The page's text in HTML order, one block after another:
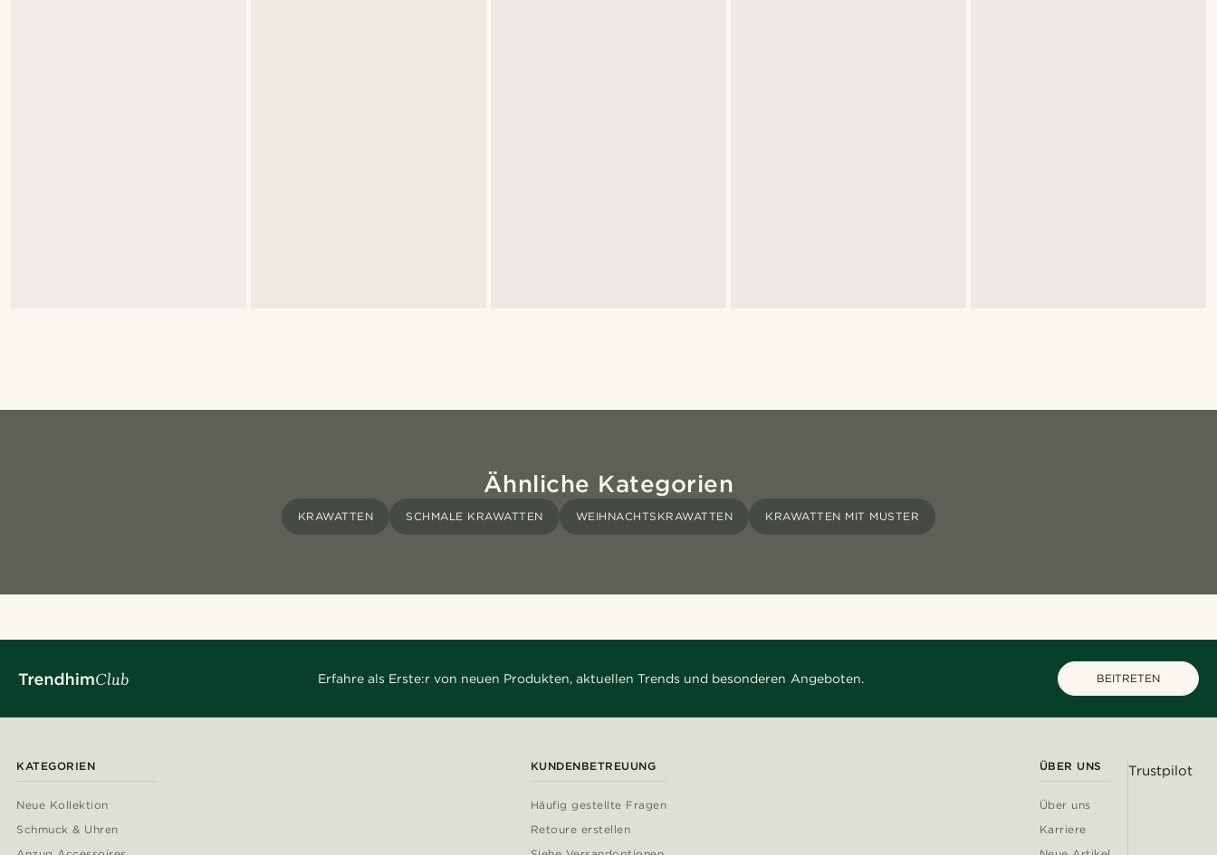
Ähnliche Kategorien
KRAWATTEN SCHMALE KRAWATTEN WEIHNACHTSKRAWATTEN KRAWATTEN MIT MUSTER
Erfahre als Erste:r von neuen Produkten, aktuellen Trends und besonderen Angeboten. BEITRETEN
KATEGORIEN
Neue Kollektion
Schmuck & Uhren
KUNDENBETREUUNG
Häufig gestellte Fragen
Retoure erstellen
ÜBER UNS
Über uns
Karriere
Trustpilot